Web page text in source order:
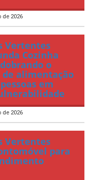
de 2026
Vertentes
Cozinha
o
alimentação
em
de 2026
Vertentes
para